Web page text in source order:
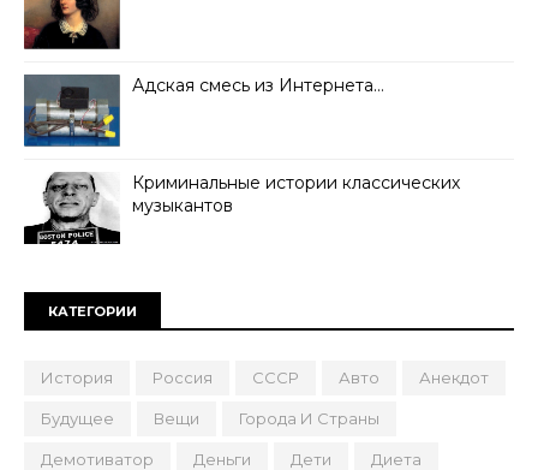
Адская смесь из Интернета…
Криминальные истории классических
музыкантов
КАТЕГОРИИ
История Россия СССР Авто Анекдот
Будущее Вещи Города И Страны
Демотиватор Деньги Дети Диета